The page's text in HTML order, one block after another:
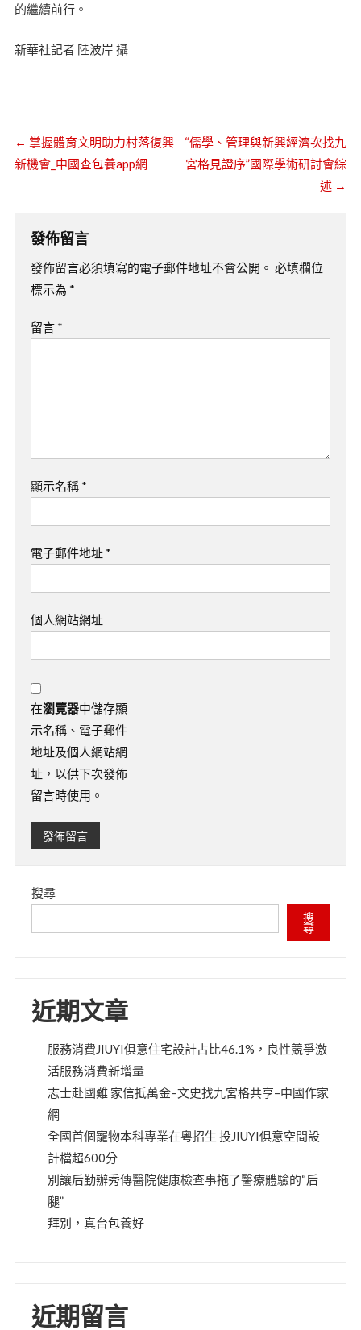
的繼續前行。
新華社記者 陸波岸 攝
← 掌握體育文明助力村落復興
新機會_中國查包養app網
“儒學、管理與新興經濟次找九
宮格見證序”國際學術研討會綜
述 →
發佈留言
發佈留言必須填寫的電子郵件地址不會公開。 必填欄位
標示為 *
留言 *
顯示名稱 *
電子郵件地址 *
個人網站網址
在瀏覽器中儲存顯
示名稱、電子郵件
地址及個人網站網
址，以供下次發佈
留言時使用。
搜尋
搜
尋
近期文章
服務消費JIUYI俱意住宅設計占比46.1%，良性競爭激
活服務消費新增量
志士赴國難 家信抵萬金–文史找九宮格共享–中國作家
網
全國首個寵物本科專業在粵招生 投JIUYI俱意空間設
計檔超600分
別讓后勤辦秀傳醫院健康檢查事拖了醫療體驗的“后
腿”
拜別，真台包養好
近期留言